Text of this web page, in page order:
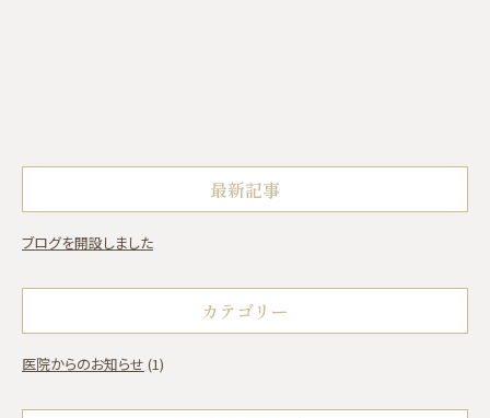
最新記事
ブログを開設しました
カテゴリー
医院からのお知らせ (1)